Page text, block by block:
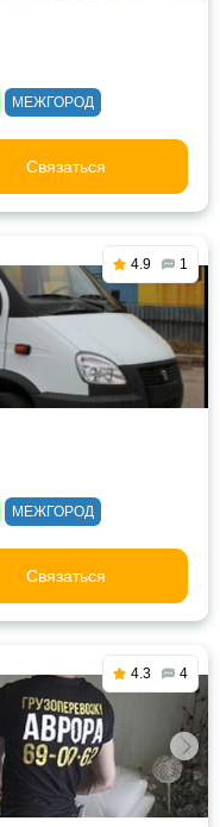
МЕЖГОРОД
Связаться
4.9 1
МЕЖГОРОД
Связаться
4.3 4